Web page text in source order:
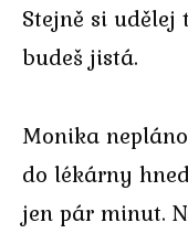
Stejně si udělej
budeš jistá.
Monika
do lékárny
jen pár minut.